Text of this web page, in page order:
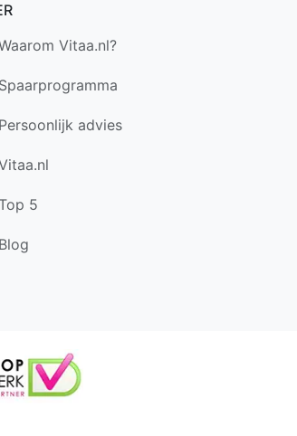
Vitaa.nl?
Spaarprogramma
Persoonlijk advies
Top 5
Blog